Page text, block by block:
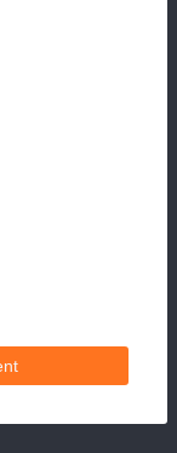
munir
le
et
de la